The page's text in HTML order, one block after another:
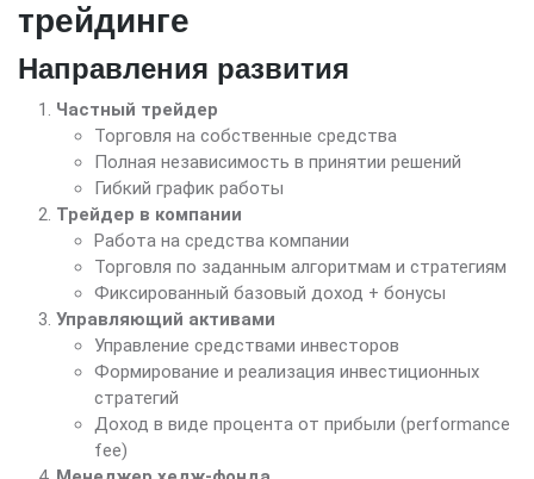
трейдинге
Направления развития
Частный трейдер
Торговля на собственные средства
Полная независимость в принятии решений
Гибкий график работы
Трейдер в компании
Работа на средства компании
Торговля по заданным алгоритмам и стратегиям
Фиксированный базовый доход + бонусы
Управляющий активами
Управление средствами инвесторов
Формирование и реализация инвестиционных
стратегий
Доход в виде процента от прибыли (performance
fee)